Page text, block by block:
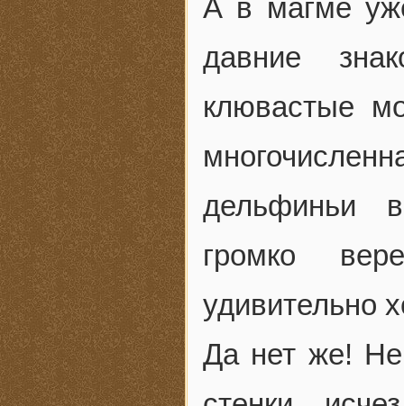
А в магме
давние
клювастые
дельфиньи
громко
удивительно
Да нет же! Не